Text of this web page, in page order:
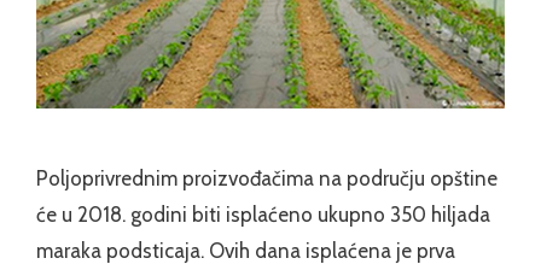
Poljoprivrednim proizvođačima na području opštine
će u 2018. godini biti isplaćeno ukupno 350 hiljada
maraka podsticaja. Ovih dana isplaćena je prva